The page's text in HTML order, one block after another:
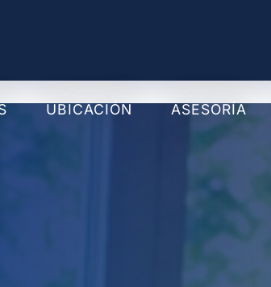
UBICACIÓN ASESORÍA